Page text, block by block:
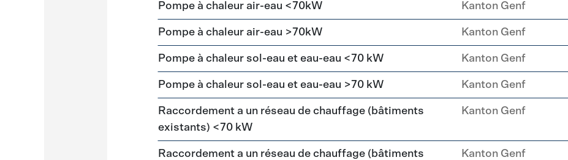
Pompe à chaleur air-eau <70kW Kanton Genf
Pompe à chaleur air-eau >70kW Kanton Genf
Pompe à chaleur sol-eau et eau-eau <70 kW Kanton Genf
Pompe à chaleur sol-eau et eau-eau >70 kW Kanton Genf
Raccordement a un réseau de chauffage (bâtiments
existants) <70 kW
Kanton Genf
Raccordement a un réseau de chauffage (bâtiments
Kanton Genf